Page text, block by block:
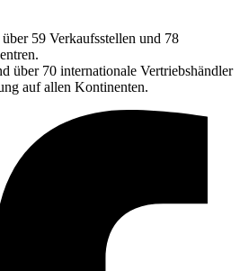
59 Verkaufsstellen und 78
über 70 internationale Vertriebshändler
auf allen Kontinenten.